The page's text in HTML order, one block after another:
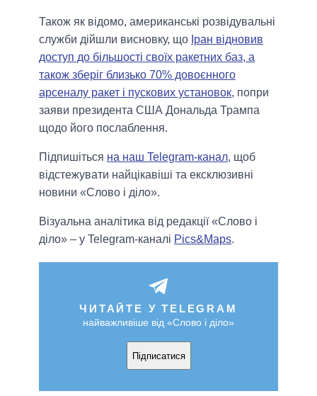
Також як відомо, американські розвідувальні
служби дійшли висновку, що Іран відновив
доступ до більшості своїх ракетних баз, а
також зберіг близько 70% довоєнного
арсеналу ракет і пускових установок, попри
заяви президента США Дональда Трампа
щодо його послаблення.
Підпишіться на наш Telegram-канал, щоб
відстежувати найцікавіші та ексклюзивні
новини «Слово і діло».
Візуальна аналітика від редакції «Слово і
діло» – у Telegram-каналі Pics&Maps.
ЧИТАЙТЕ У TELEGRAM
найважливіше від «Слово і діло»
Підписатися